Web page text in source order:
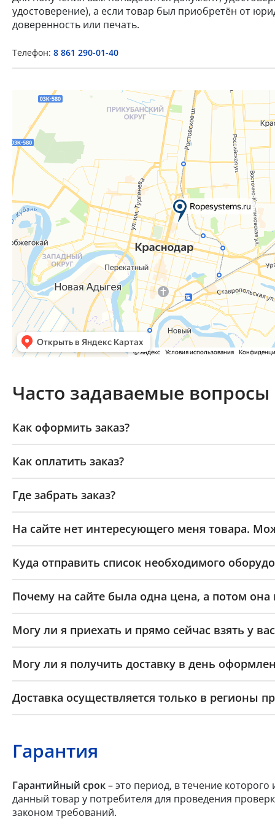
удостоверение), а если товар был приобретён от
доверенность или печать.
Телефон: 8 861 290-01-40
Часто задаваемые вопросы
Как оформить заказ?
Как оплатить заказ?
Где забрать заказ?
На сайте нет интересующего меня товара.
Куда отправить список необходимого
Почему на сайте была одна цена, а потом она
Могу ли я приехать и прямо сейчас взять у
Могу ли я получить доставку в день
Доставка осуществляется только в регионы
Гарантия
Гарантийный срок– это период, в течение которого
данный товар у потребителя для проведения
законом требований.